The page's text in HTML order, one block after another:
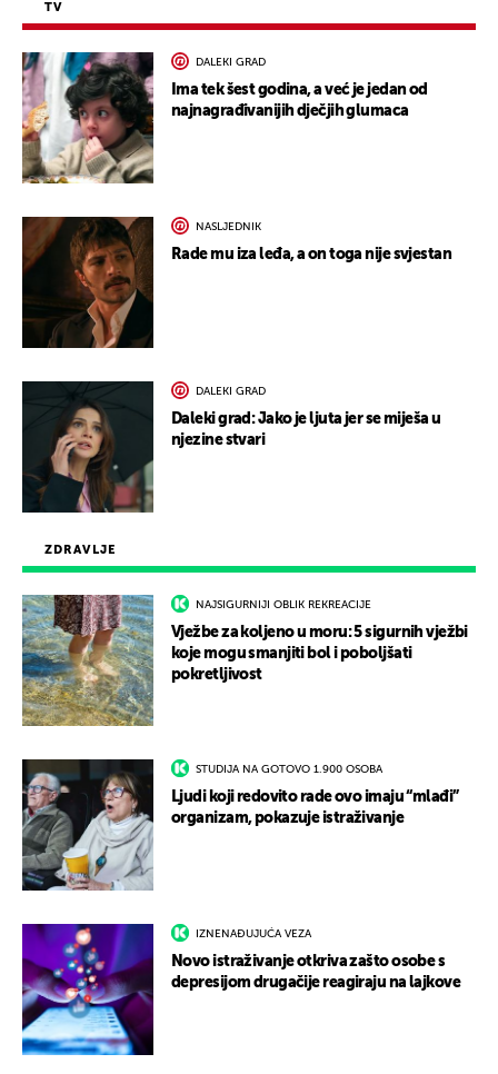
ZDRAVLJE
NAJSIGURNIJI OBLIK REKREACIJE
Vježbe za koljeno u moru: 5 sigurnih vježbi
koje mogu smanjiti bol i poboljšati
pokretljivost
STUDIJA NA GOTOVO 1.900 OSOBA
Ljudi koji redovito rade ovo imaju “mlađi”
organizam, pokazuje istraživanje
IZNENAĐUJUĆA VEZA
Novo istraživanje otkriva zašto osobe s
depresijom drugačije reagiraju na lajkove
TV
DALEKI GRAD
Ima tek šest godina, a već je jedan od
najnagrađivanijih dječjih glumaca
NASLJEDNIK
Rade mu iza leđa, a on toga nije svjestan
DALEKI GRAD
Daleki grad: Jako je ljuta jer se miješa u
njezine stvari